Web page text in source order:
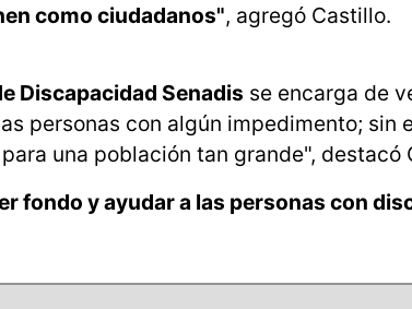
como ciudadanos", agregó Castillo.
Discapacidad Senadis se encarga de
personas con algún impedimento; sin
una población tan grande", destacó
fondo y ayudar a las personas con